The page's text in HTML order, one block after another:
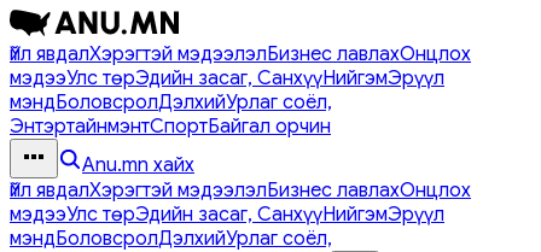
Үйл явдалХэрэгтэй мэдээлэлБизнес лавлахОнцлох
мэдээУлс төрЭдийн засаг, СанхүүНийгэмЭрүүл
мэндБоловсролДэлхийУрлаг соёл,
ЭнтэртайнмэнтСпортБайгал орчин
Anu.mn хайх
Үйл явдалХэрэгтэй мэдээлэлБизнес лавлахОнцлох
мэдээУлс төрЭдийн засаг, СанхүүНийгэмЭрүүл
мэндБоловсролДэлхийУрлаг соёл,